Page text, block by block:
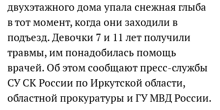
двухэтажного дома упала снежная глыба
в тот момент, когда они заходили в
подъезд. Девочки 7 и 11 лет получили
травмы, им понадобилась помощь
врачей. Об этом сообщают пресс-службы
СУ СК России по Иркутской области,
областной прокуратуры и ГУ МВД России.